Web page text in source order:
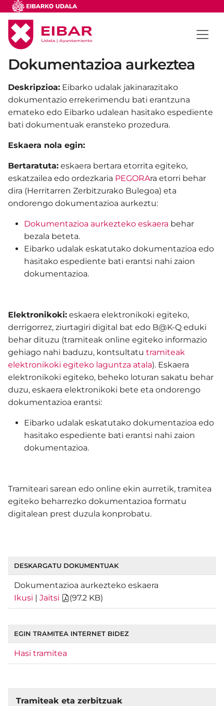
Dokumentazioa aurkeztea
Deskripzioa: Eibarko udalak jakinarazitako
dokumentazio errekerimendu bati erantzuna
emateko edo Eibarko udalean hasitako espediente
bati dokumentuak eransteko prozedura.
Eskaera nola egin:
Bertaratuta: eskaera bertara etorrita egiteko,
eskatzailea edo ordezkaria PEGORAra etorri behar
dira (Herritarren Zerbitzurako Bulegoa) eta
ondorengo dokumentazioa aurkeztu:
Dokumentazioa aurkezteko eskaera behar
bezala beteta.
Eibarko udalak eskatutako dokumentazioa edo
hasitako espediente bati erantsi nahi zaion
dokumentazioa.
Elektronikoki: eskaera elektronikoki egiteko,
derrigorrez, ziurtagiri digital bat edo B@K-Q eduki
behar dituzu (tramiteak online egiteko informazio
gehiago nahi baduzu, kontsultatu tramiteak
elektronikoki egiteko laguntza atala). Eskaera
elektronikoki egiteko, beheko loturan sakatu behar
duzu, eskaera elektronikoki bete eta ondorengo
dokumentazioa erantsi:
Eibarko udalak eskatutako dokumentazioa edo
hasitako espediente bati erantsi nahi zaion
dokumentazioa.
Tramiteari sarean edo online ekin aurretik, tramitea
egiteko beharrezko dokumentazioa formatu
digitalean prest duzula konprobatu.
DESKARGATU DOKUMENTUAK
Dokumentazioa aurkezteko eskaera
Ikusi | Jaitsi (97.2 KB)
EGIN TRAMITEA INTERNET BIDEZ
Hasi tramitea
Tramiteak eta zerbitzuak